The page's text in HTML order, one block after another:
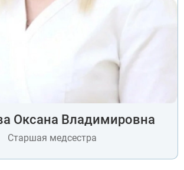
Оксана Владимировна
Старшая медсестра